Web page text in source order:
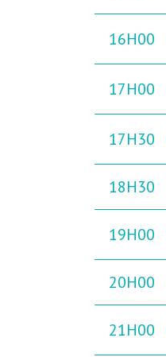
16H00
17H00
17H30
18H30
19H00
20H00
21H00